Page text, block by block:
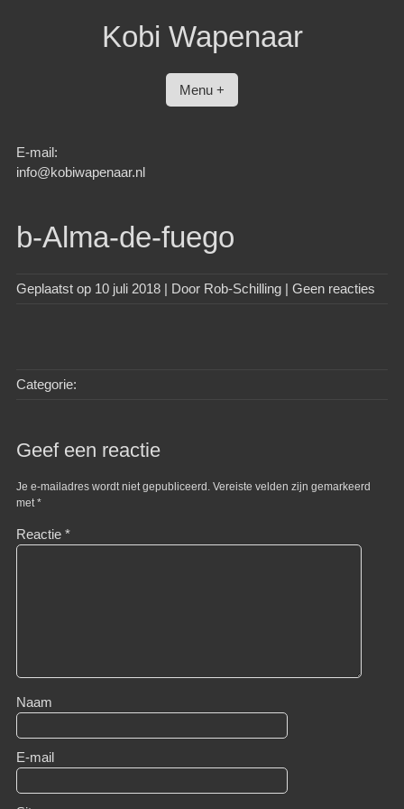
Kobi Wapenaar
Menu +
E-mail:
info@kobiwapenaar.nl
b-Alma-de-fuego
Geplaatst op 10 juli 2018| Door Rob-Schilling| Geen reacties
Categorie:
Geef een reactie
Je e-mailadres wordt niet gepubliceerd. Vereiste velden zijn gemarkeerd
met*
Reactie *
Naam
E-mail